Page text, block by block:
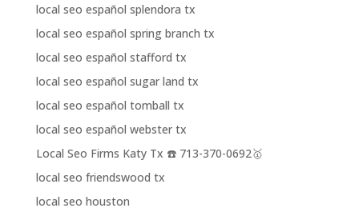
local seo español splendora tx
local seo español spring branch tx
local seo español stafford tx
local seo español sugar land tx
local seo español tomball tx
local seo español webster tx
Local Seo Firms Katy Tx ☎️ 713-370-0692🥇
local seo friendswood tx
local seo houston